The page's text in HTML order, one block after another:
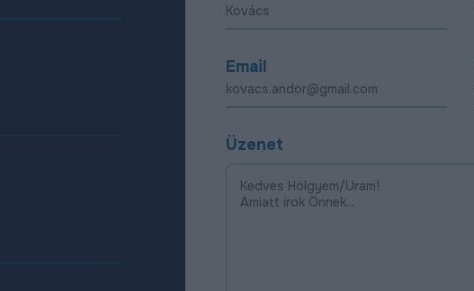
Email
Üzenet